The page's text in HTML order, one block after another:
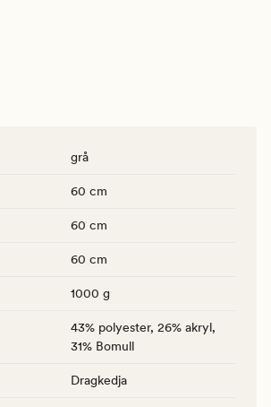
grå
60 cm
60 cm
60 cm
1000 g
43% polyester, 26% akryl,
31% Bomull
Dragkedja